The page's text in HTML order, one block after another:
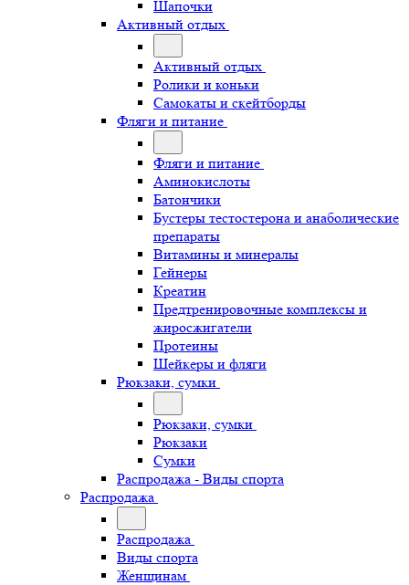
Шапочки
Активный отдых
Активный отдых
Ролики и коньки
Самокаты и скейтборды
Фляги и питание
Фляги и питание
Аминокислоты
Батончики
Бустеры тестостерона и анаболические
препараты
Витамины и минералы
Гейнеры
Креатин
Предтренировочные комплексы и
жиросжигатели
Протеины
Шейкеры и фляги
Рюкзаки, сумки
Рюкзаки, сумки
Рюкзаки
Сумки
Распродажа - Виды спорта
Распродажа
Распродажа
Виды спорта
Женщинам